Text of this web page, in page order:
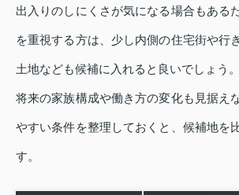
出入りのしにくさが気になる場合もある
を重視する方は、少し内側の住宅街や行
土地なども候補に入れると良いでしょう。
将来の家族構成や働き方の変化も見据え
やすい条件を整理しておくと、候補地を
す。